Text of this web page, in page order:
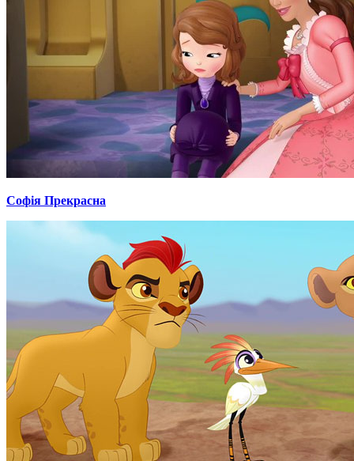
Софія Прекрасна